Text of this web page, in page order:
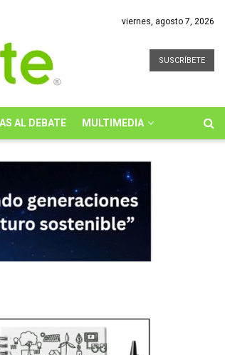
viernes, agosto 7, 2026
SUSCRÍBETE
AL DEBATE MULTIMEDIA